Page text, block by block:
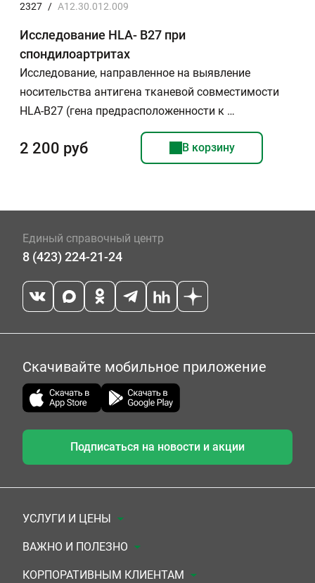
2327 / A12.30.012.009
Исследование HLA- B27 при
спондилоартритах
Исследование, направленное на выявление
носительства антигена тканевой совместимости
HLA-В27 (гена предрасположенности к …
2 200 руб В корзину
Единый справочный центр
8 (423) 224-21-24
Скачивайте мобильное приложение
Подписаться на новости и акции
УСЛУГИ И ЦЕНЫ
Анализы
Комплексы
ВАЖНО И ПОЛЕЗНО
Документы для заключения договора
КОРПОРАТИВНЫМ КЛИЕНТАМ